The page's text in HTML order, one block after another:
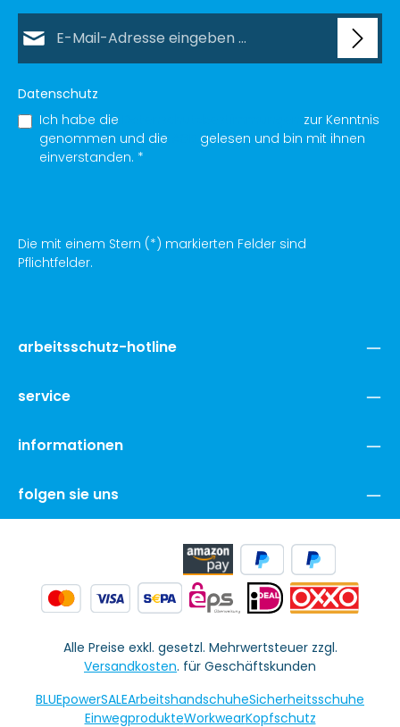
Datenschutz
Ich habe die
zur Kenntnis
genommen und die
gelesen und bin mit ihnen
einverstanden. *
Die mit einem Stern (*) markierten Felder sind
Pflichtfelder.
arbeitsschutz-hotline
service
informationen
folgen sie uns
Alle Preise exkl. gesetzl. Mehrwertsteuer zzgl.
Versandkosten. für Geschäftskunden
BLUEpowerSALEArbeitshandschuheSicherheitsschuhe
EinwegprodukteWorkwearKopfschutz